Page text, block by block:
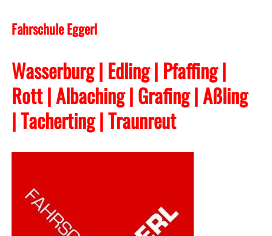
Fahrschule Eggerl
Wasserburg | Edling | Pfaffing |
Rott | Albaching| Grafing| Aßling
| Tacherting| Traunreut